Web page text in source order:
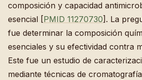
composición y capacidad
esencial [PMID 11270730]. La
fue determinar la composición
esenciales y su efectividad contra
Este fue un estudio de
mediante técnicas de